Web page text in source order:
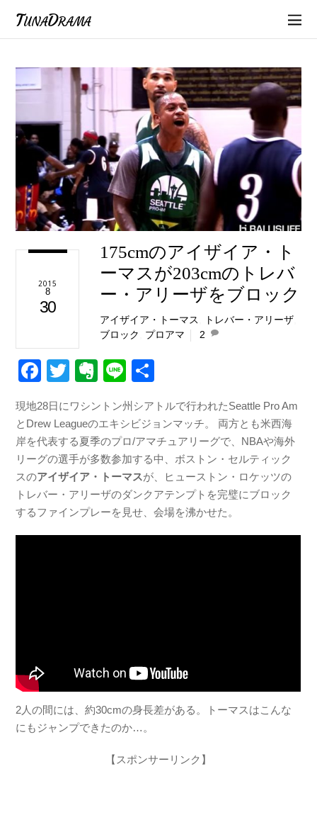
TunaDrama
2015
8
30
175cmのアイザイア・ト
ーマスが203cmのトレバ
ー・アリーザをブロック
アイザイア・トーマス トレバー・アリーザ
ブロック
プロアマ 2
F
c
e
b
o
o
k
T
tt
er
E
er
n
ot
e
Li
e
現地28日にワシントン州シアトルで行われたSeattle Pro Am
とDrew Leagueのエキシビジョンマッチ。 両方とも米西海
岸を代表する夏季のプロ/アマチュアリーグで、NBAや海外
リーグの選手が多数参加する中、ボストン・セルティック
スのアイザイア・トーマスが、ヒューストン・ロケッツの
トレバー・アリーザのダンクアテンプトを完璧にブロック
するファインプレーを見せ、会場を沸かせた。
2人の間には、約30cmの身長差がある。トーマスはこんな
にもジャンプできたのか…。
【スポンサーリンク】